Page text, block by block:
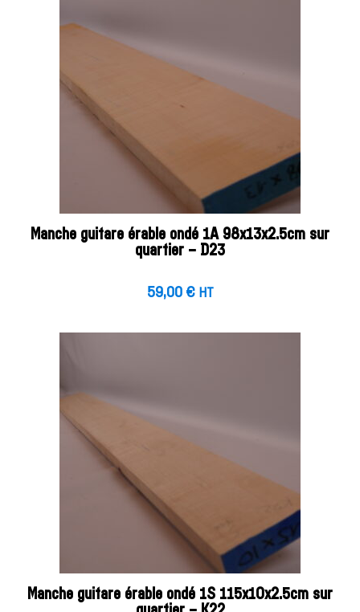
Manche guitare érable ondé 1A 98x13x2.5cm sur
quartier – D23
59,00 € HT
Manche guitare érable ondé 1S 115x10x2.5cm sur